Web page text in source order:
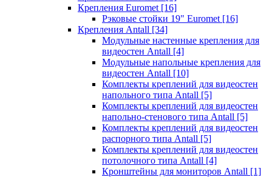
Крепления Euromet [16]
Рэковые стойки 19" Euromet [16]
Крепления Antall [34]
Модульные настенные крепления для
видеостен Antall [4]
Модульные напольные крепления для
видеостен Antall [10]
Комплекты креплений для видеостен
напольного типа Antall [5]
Комплекты креплений для видеостен
напольно-стенового типа Antall [5]
Комплекты креплений для видеостен
распорного типа Antall [5]
Комплекты креплений для видеостен
потолочного типа Antall [4]
Кронштейны для мониторов Antall [1]